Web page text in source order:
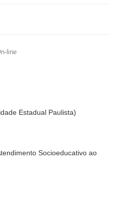
line
Estadual Paulista)
Socioeducativo ao